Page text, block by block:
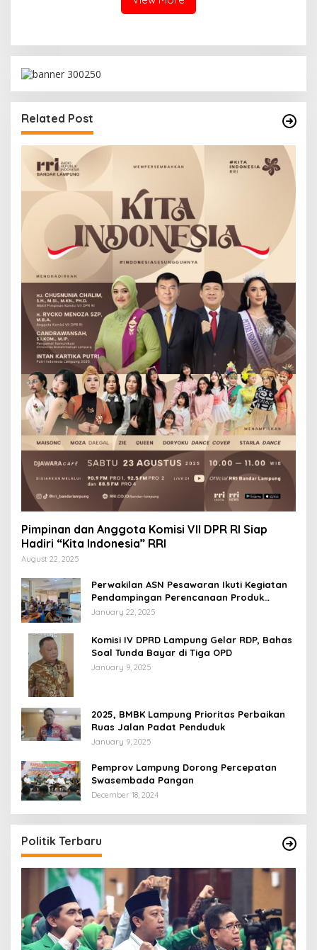
Related Post
Pimpinan dan Anggota Komisi VII DPR RI Siap
Hadiri “Kita Indonesia” RRI
August 22, 2025
Perwakilan ASN Pesawaran Ikuti Kegiatan
Pendampingan Perencanaan Produk
Hukum
January 22, 2025
Komisi IV DPRD Lampung Gelar RDP, Bahas
Soal Tunda Bayar di Tiga OPD
January 9, 2025
2025, BMBK Lampung Prioritas Perbaikan
Ruas Jalan Padat Penduduk
January 9, 2025
Pemprov Lampung Dorong Percepatan
Swasembada Pangan
December 18, 2024
Politik Terbaru